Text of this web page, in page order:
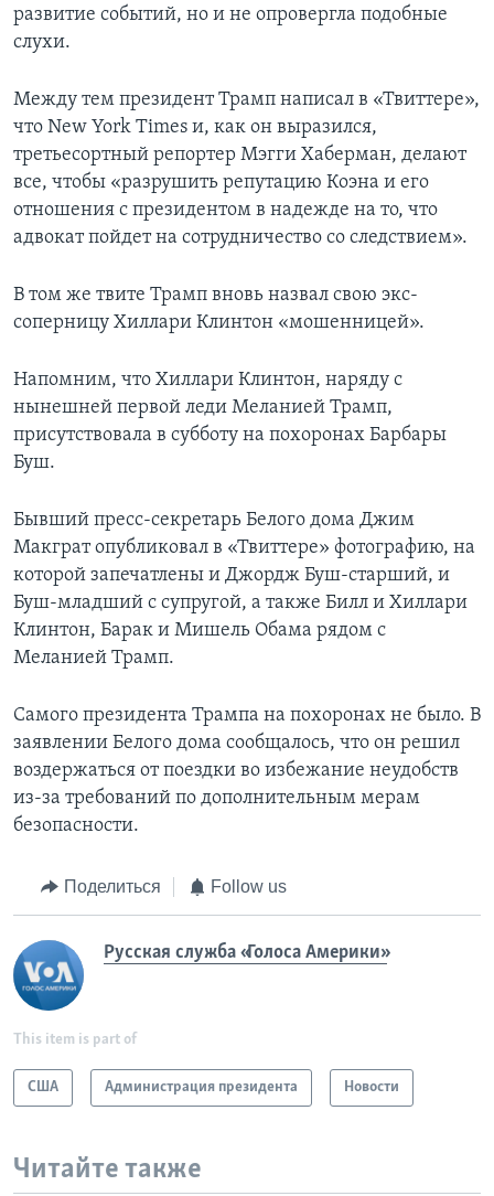
развитие событий, но и не опровергла подобные
слухи.
Между тем президент Трамп написал в «Твиттере»,
что New York Times и, как он выразился,
третьесортный репортер Мэгги Хаберман, делают
все, чтобы «разрушить репутацию Коэна и его
отношения с президентом в надежде на то, что
адвокат пойдет на сотрудничество со следствием».
В том же твите Трамп вновь назвал свою экс-
соперницу Хиллари Клинтон «мошенницей».
Напомним, что Хиллари Клинтон, наряду с
нынешней первой леди Меланией Трамп,
присутствовала в субботу на похоронах Барбары
Буш.
Бывший пресс-секретарь Белого дома Джим
Макграт опубликовал в «Твиттере» фотографию, на
которой запечатлены и Джордж Буш-старший, и
Буш-младший с супругой, а также Билл и Хиллари
Клинтон, Барак и Мишель Обама рядом с
Меланией Трамп.
Самого президента Трампа на похоронах не было. В
заявлении Белого дома сообщалось, что он решил
воздержаться от поездки во избежание неудобств
из-за требований по дополнительным мерам
безопасности.
Поделиться Follow us
Русская служба «Голоса Америки»
This item is part of
США Администрация президента Новости
Читайте также